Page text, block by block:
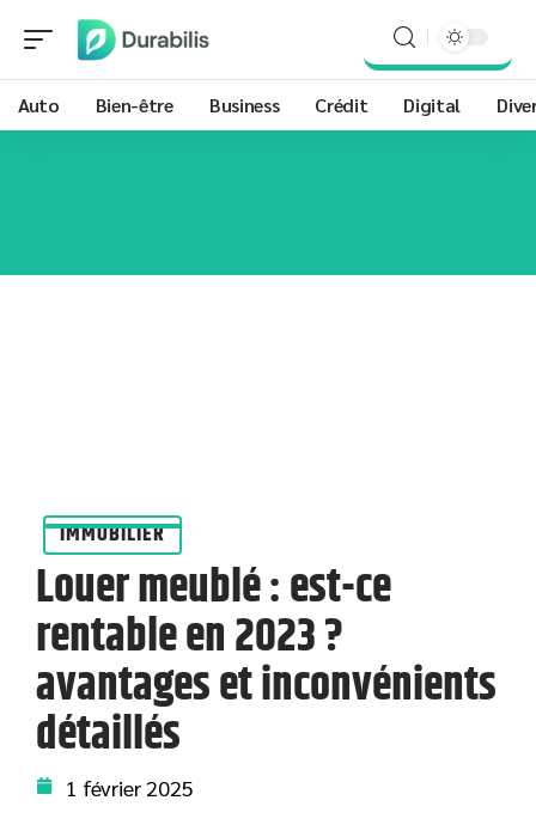
Auto Bien-être Business Crédit Digital
IMMOBILIER
Louer meublé : est-ce
rentable en 2023 ?
avantages et inconvénients
détaillés
1 février 2025